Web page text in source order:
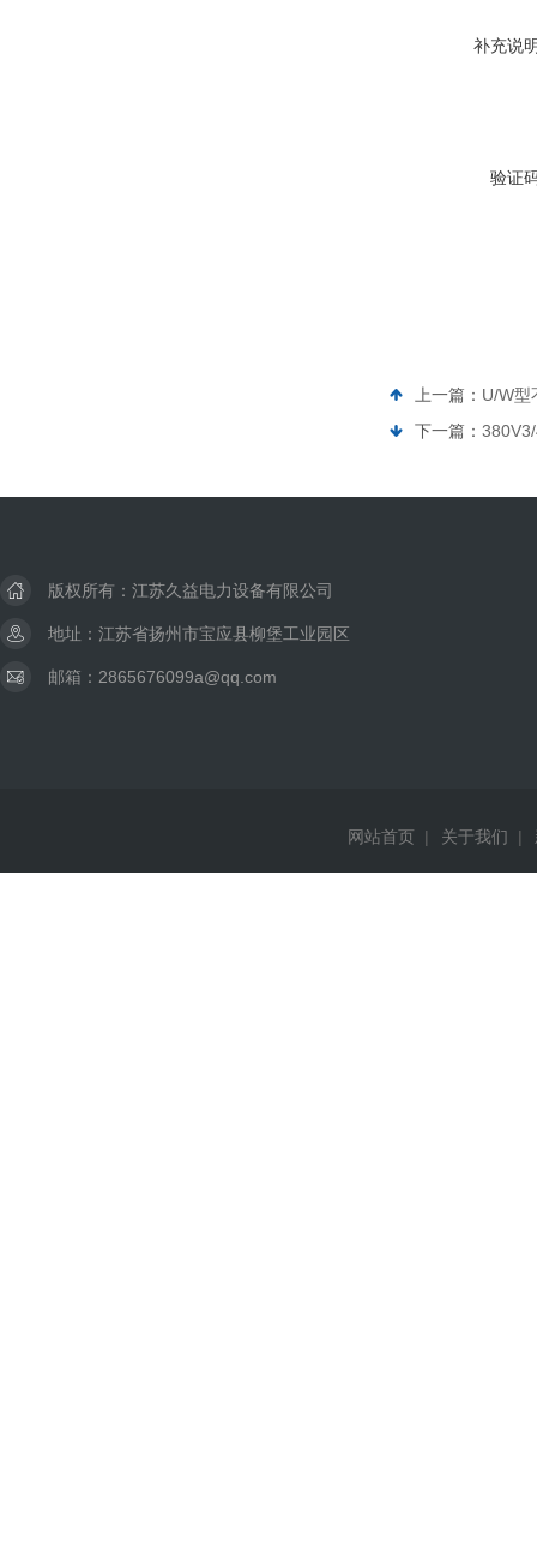
补充说
验证
上一篇： U/W型
下一篇：
版权所有：江苏久益电力设备有限公司
地址：江苏省扬州市宝应县柳堡工业园区
邮箱：2865676099a@qq.com
网站首页 | 关于我们 |